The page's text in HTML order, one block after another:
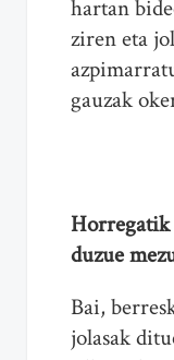
hartan
ziren eta
gauzak
Horregatik
duzue
Bai,
jolasak